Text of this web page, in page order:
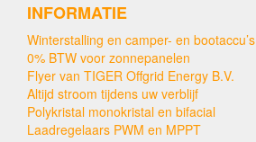
INFORMATIE
Winterstalling en camper- en bootaccu’s
0% BTW voor zonnepanelen
Flyer van TIGER Offgrid Energy B.V.
Altijd stroom tijdens uw verblijf
Polykristal monokristal en bifacial
Laadregelaars PWM en MPPT